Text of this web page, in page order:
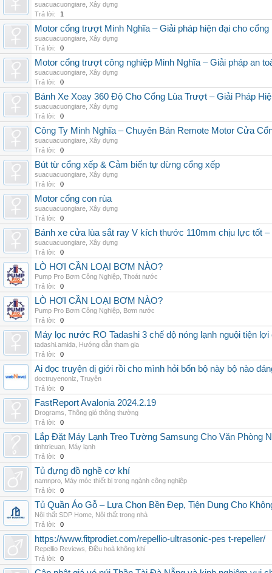
suacuacuongiare Xây dựng
Trả lời:
1
Motor cổng trượt Minh Nghĩa – Giải pháp hiện đại cho
suacuacuongiare Xây dựng
Trả lời:
0
Motor cổng trượt công nghiệp Minh Nghĩa – Giải pháp an
suacuacuongiare Xây dựng
Trả lời:
0
Bánh Xe Xoay 360 Độ Cho Cổng Lùa Trượt – Giải Pháp
suacuacuongiare Xây dựng
Trả lời:
0
Công Ty Minh Nghĩa – Chuyên Bán Remote Motor Cửa
suacuacuongiare Xây dựng
Trả lời:
0
Bút từ cổng xếp & Cảm biến tự dừng cổng xếp
suacuacuongiare Xây dựng
Trả lời:
0
Motor cổng con rùa
suacuacuongiare Xây dựng
Trả lời:
0
Bánh xe cửa lùa sắt ray V kích thước 110mm chịu lực tốt
suacuacuongiare Xây dựng
Trả lời:
0
LÒ HƠI CẦN LOẠI BƠM NÀO?
Pump Pro Bơm Công Nghiệp Thoát nước
Trả lời:
0
LÒ HƠI CẦN LOẠI BƠM NÀO?
Pump Pro Bơm Công Nghiệp Bơm nước
Trả lời:
0
Máy lọc nước RO Tadashi 3 chế dộ nóng lạnh nguội tiện lợi
tadashi.amida Hướng dẫn tham gia
Trả lời:
0
Ai đọc truyện dị giới rồi cho mình hỏi bốn bộ này bộ nào
doctruyenonlz Truyện
Trả lời:
0
FastReport Avalonia 2024.2.19
Drograms Thông gió thông thường
Trả lời:
0
Lắp Đặt Máy Lạnh Treo Tường Samsung Cho Văn Phòng
tinhtrieuan Máy lạnh
Trả lời:
0
Tủ đựng đồ nghề cơ khí
namnpro Máy móc thiết bị trong ngành công nghiệp
Trả lời:
0
Tủ Quần Áo Gỗ – Lựa Chọn Bền Đẹp, Tiện Dụng Cho
Nội thất SDP Home Nội thất trong nhà
Trả lời:
0
https://www.fitprodiet.com/repellio-ultrasonic-pes t-repeller/
Repellio Reviews Điều hoà không khí
Trả lời:
0